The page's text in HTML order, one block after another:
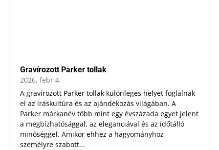
Gravírozott Parker tollak
2026, febr 4.
A gravírozott Parker tollak különleges helyet foglalnak
el az íráskultúra és az ajándékozás világában. A
Parker márkanév több mint egy évszázada egyet jelent
a megbízhatósággal, az eleganciával és az időtálló
minőséggel. Amikor ehhez a hagyományhoz
személyre szabott...